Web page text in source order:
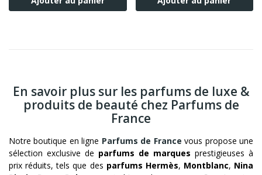
En savoir plus sur les parfums de luxe &
produits de beauté chez Parfums de
France
Notre boutique en ligne Parfums de France vous propose une
sélection exclusive de parfums de marques prestigieuses à
prix réduits, tels que des parfums Hermès, Montblanc, Nina